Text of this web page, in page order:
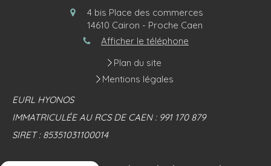
4 bis Place des commerces
14610 Cairon - Proche Caen
Afficher le téléphone
Plan du site
Mentions légales
EURL HYONOS
IMMATRICULÉE AU RCS DE CAEN : 991 170 879
SIRET : 85351031100014